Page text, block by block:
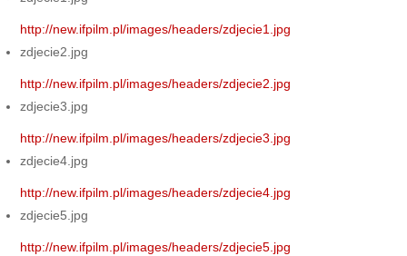
http://new.ifpilm.pl/images/headers/zdjecie1.jpg
zdjecie2.jpg
http://new.ifpilm.pl/images/headers/zdjecie2.jpg
zdjecie3.jpg
http://new.ifpilm.pl/images/headers/zdjecie3.jpg
zdjecie4.jpg
http://new.ifpilm.pl/images/headers/zdjecie4.jpg
zdjecie5.jpg
http://new.ifpilm.pl/images/headers/zdjecie5.jpg